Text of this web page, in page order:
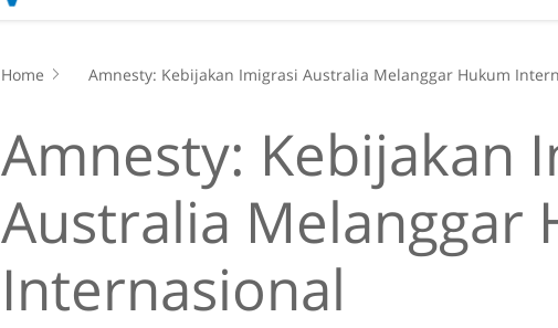
Home Amnesty: Kebijakan Imigrasi Australia Melanggar Hukum
Amnesty: Kebijakan
Australia Melanggar
Internasional